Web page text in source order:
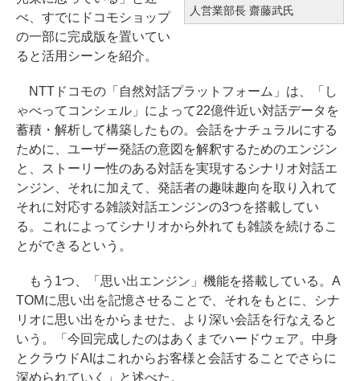
人営業部長 齋藤武氏
べ、すでにドコモショップ
の一部に完成版を置いてい
ると活用シーンを紹介。
NTTドコモの「自然対話プラットフォーム」は、「し
ゃべってコンシェル」によって22億件近い対話データを
蓄積・解析して構築したもの。会話をナチュラルにする
ために、ユーザー発話の意図を解釈するためのエンジン
と、ストーリー性のある対話を実現するシナリオ対話エ
ンジン、それに加えて、発話者の趣味趣向を取り入れて
それに対応する雑談対話エンジンの3つを搭載してい
る。これによってシナリオから外れても雑談を続けるこ
とができるという。
もう1つ、「思い出エンジン」機能を搭載している。A
TOMに思い出を記憶させることで、それをもとに、シナ
リオに思い出をからませた、より深い会話を行なえると
いう。「今回完成したのはあくまでハードウェア。中身
とクラウドAIはこれからお客様と会話することでさらに
深められていく」と述べた。